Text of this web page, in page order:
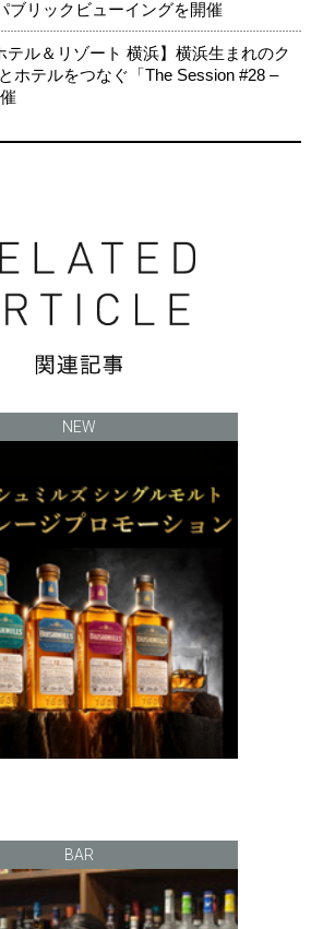
ブリックビューイングを開催
テル＆リゾート 横浜】横浜生まれのク
ホテルをつなぐ「The Session #28 –
NEW
BAR